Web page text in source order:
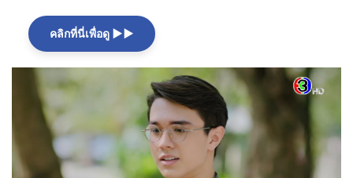
คลิกที่นี่เพื่อดู ▶▶